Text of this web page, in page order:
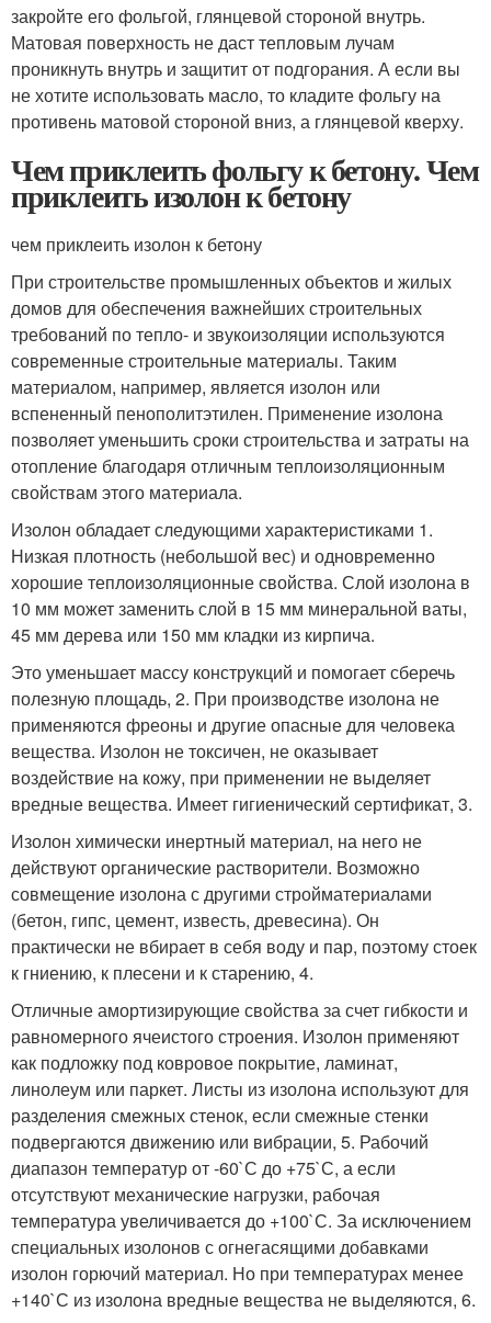
закройте его фольгой, глянцевой стороной внутрь.
Матовая поверхность не даст тепловым лучам
проникнуть внутрь и защитит от подгорания. А если вы
не хотите использовать масло, то кладите фольгу на
противень матовой стороной вниз, а глянцевой кверху.
Чем приклеить фольгу к бетону. Чем
приклеить изолон к бетону
чем приклеить изолон к бетону
При строительстве промышленных объектов и жилых
домов для обеспечения важнейших строительных
требований по тепло- и звукоизоляции используются
современные строительные материалы. Таким
материалом, например, является изолон или
вспененный пенополитэтилен. Применение изолона
позволяет уменьшить сроки строительства и затраты на
отопление благодаря отличным теплоизоляционным
свойствам этого материала.
Изолон обладает следующими характеристиками 1.
Низкая плотность (небольшой вес) и одновременно
хорошие теплоизоляционные свойства. Слой изолона в
10 мм может заменить слой в 15 мм минеральной ваты,
45 мм дерева или 150 мм кладки из кирпича.
Это уменьшает массу конструкций и помогает сберечь
полезную площадь, 2. При производстве изолона не
применяются фреоны и другие опасные для человека
вещества. Изолон не токсичен, не оказывает
воздействие на кожу, при применении не выделяет
вредные вещества. Имеет гигиенический сертификат, 3.
Изолон химически инертный материал, на него не
действуют органические растворители. Возможно
совмещение изолона с другими стройматериалами
(бетон, гипс, цемент, известь, древесина). Он
практически не вбирает в себя воду и пар, поэтому стоек
к гниению, к плесени и к старению, 4.
Отличные амортизирующие свойства за счет гибкости и
равномерного ячеистого строения. Изолон применяют
как подложку под ковровое покрытие, ламинат,
линолеум или паркет. Листы из изолона используют для
разделения смежных стенок, если смежные стенки
подвергаются движению или вибрации, 5. Рабочий
диапазон температур от -60`С до +75`С, а если
отсутствуют механические нагрузки, рабочая
температура увеличивается до +100`С. За исключением
специальных изолонов с огнегасящими добавками
изолон горючий материал. Но при температурах менее
+140`С из изолона вредные вещества не выделяются, 6.